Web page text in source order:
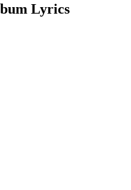
Lyrics